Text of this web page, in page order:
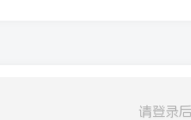
请登录